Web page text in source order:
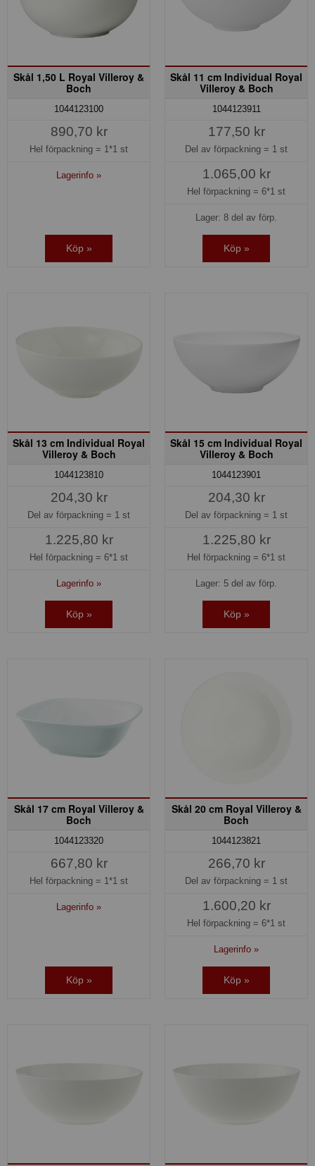
Skål 1,50 L Royal Villeroy &
Boch
1044123100
890,70 kr
Hel förpackning = 1*1 st
Lagerinfo »
Köp »
Skål 11 cm Individual Royal
Villeroy & Boch
1044123911
177,50 kr
Del av förpackning = 1 st
1.065,00 kr
Hel förpackning = 6*1 st
Lager: 8 del av förp.
Köp »
Skål 13 cm Individual Royal
Villeroy & Boch
1044123810
204,30 kr
Del av förpackning = 1 st
1.225,80 kr
Hel förpackning = 6*1 st
Lagerinfo »
Köp »
Skål 15 cm Individual Royal
Villeroy & Boch
1044123901
204,30 kr
Del av förpackning = 1 st
1.225,80 kr
Hel förpackning = 6*1 st
Lager: 5 del av förp.
Köp »
Skål 17 cm Royal Villeroy &
Boch
1044123320
667,80 kr
Hel förpackning = 1*1 st
Lagerinfo »
Köp »
Skål 20 cm Royal Villeroy &
Boch
1044123821
266,70 kr
Del av förpackning = 1 st
1.600,20 kr
Hel förpackning = 6*1 st
Lagerinfo »
Köp »